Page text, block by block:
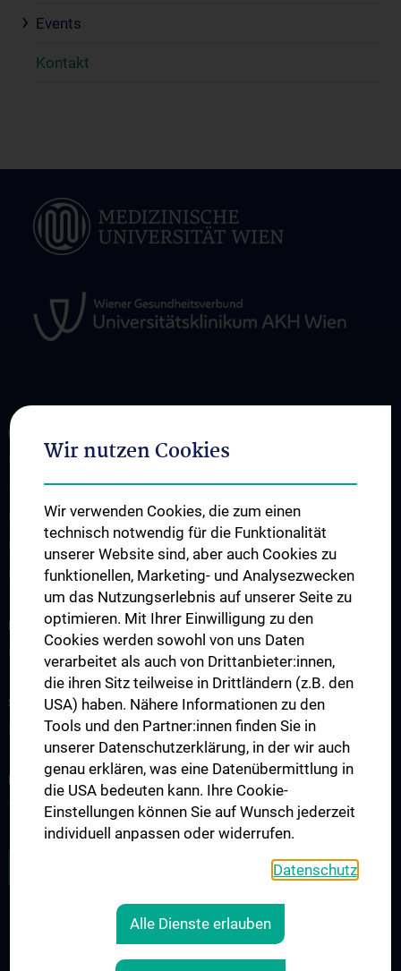
Events
Kontakt
ÜBER UNS
CCIM stellt sich vor
Kontakt
INFORMATIONEN FÜR PATIENT:INNEN
STUDIUM, AUS- UND WEITERBILDUNG
PHD Infektionsmedizin
FORSCHUNG
Young CCIM
Wir nutzen Cookies
Wir verwenden Cookies, die zum einen
technisch notwendig für die Funktionalität
unserer Website sind, aber auch Cookies zu
funktionellen, Marketing- und Analysezwecken
um das Nutzungserlebnis auf unserer Seite zu
optimieren. Mit Ihrer Einwilligung zu den
Cookies werden sowohl von uns Daten
verarbeitet als auch von Drittanbieter:innen,
die ihren Sitz teilweise in Drittländern (z.B. den
USA) haben. Nähere Informationen zu den
Tools und den Partner:innen finden Sie in
unserer Datenschutzerklärung, in der wir auch
genau erklären, was eine Datenübermittlung in
die USA bedeuten kann. Ihre Cookie-
Einstellungen können Sie auf Wunsch jederzeit
individuell anpassen oder widerrufen.
Datenschutz
Alle Dienste erlauben